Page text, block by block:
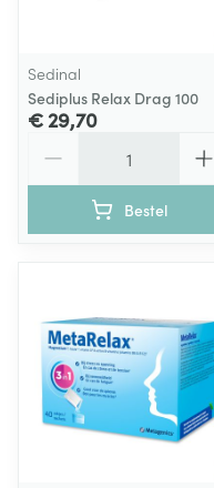
Sedinal
Sediplus Relax Drag 100
€ 29,70
Bestel